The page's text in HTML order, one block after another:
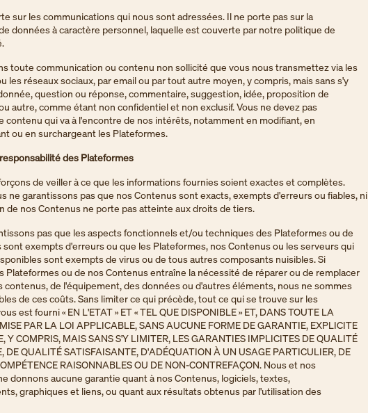
sur les communications qui nous sont adressées. Il ne porte pas sur la
données à caractère personnel, laquelle est couverte par notre politique de
toute communication ou contenu non sollicité que vous nous transmettez via les
les réseaux sociaux, par email ou par tout autre moyen, y compris, mais sans s'y
question ou réponse, commentaire, suggestion, idée, proposition de
autre, comme étant non confidentiel et non exclusif. Vous ne devez pas
contenu qui va à l'encontre de nos intérêts, notamment en modifiant, en
ou en surchargeant les Plateformes.
des Plateformes
de veiller à ce que les informations fournies soient exactes et complètes.
ne garantissons pas que nos Contenus sont exacts, exempts d'erreurs ou fiables, ni
de nos Contenus ne porte pas atteinte aux droits de tiers.
pas que les aspects fonctionnels et/ou techniques des Plateformes ou de
sont exempts d'erreurs ou que les Plateformes, nos Contenus ou les serveurs qui
sont exempts de virus ou de tous autres composants nuisibles. Si
Plateformes ou de nos Contenus entraîne la nécessité de réparer ou de remplacer
contenus, de l'équipement, des données ou d'autres éléments, nous ne sommes
de ces coûts. Sans limiter ce qui précède, tout ce qui se trouve sur les
est fourni « EN L'ETAT » ET « TEL QUE DISPONIBLE » ET, DANS TOUTE LA
PAR LA LOI APPLICABLE, SANS AUCUNE FORME DE GARANTIE, EXPLICITE
Y COMPRIS, MAIS SANS S'Y LIMITER, LES GARANTIES IMPLICITES DE QUALITÉ
DE QUALITÉ SATISFAISANTE, D'ADÉQUATION À UN USAGE PARTICULIER, DE
RAISONNABLES OU DE NON-CONTREFAÇON. Nous et nos
donnons aucune garantie quant à nos Contenus, logiciels, textes,
graphiques et liens, ou quant aux résultats obtenus par l'utilisation des